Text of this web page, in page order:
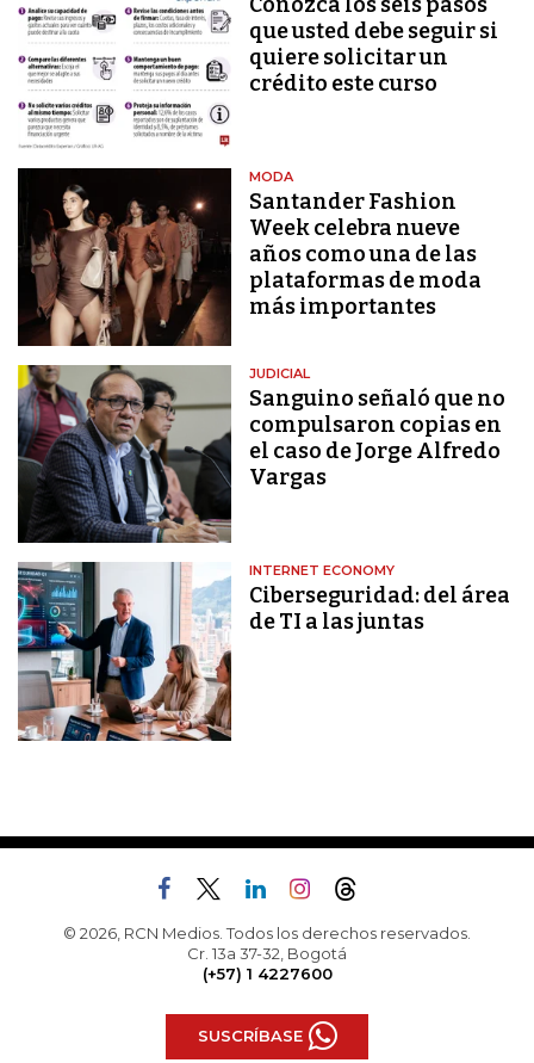
que usted debe seguir si
quiere solicitar un
crédito este curso
MODA
Santander Fashion
Week celebra nueve
años como una de las
plataformas de moda
más importantes
JUDICIAL
Sanguino señaló que no
compulsaron copias en
el caso de Jorge Alfredo
Vargas
INTERNET ECONOMY
Ciberseguridad: del área
de TI a las juntas
© 2026, RCN Medios. Todos los derechos reservados.
Cr. 13a 37-32, Bogotá
(+57) 1 4227600
SUSCRÍBASE